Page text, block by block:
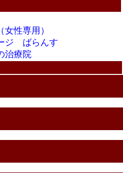
性専用）
ジ ばらんす
治療院